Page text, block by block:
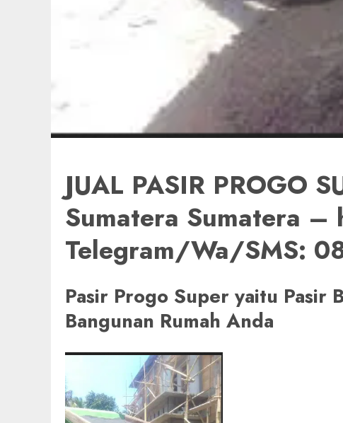
JUAL PASIR PROGO
Sumatera Sumatera –
Telegram/Wa/SMS:
Pasir Progo Super yaitu Pasir
Bangunan Rumah Anda